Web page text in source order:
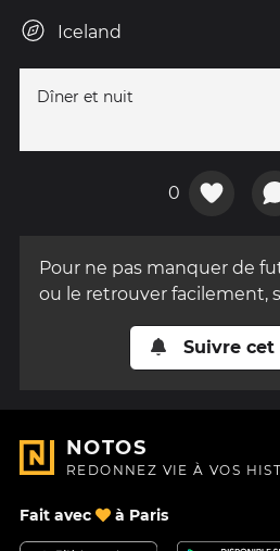
Iceland
Dîner et nuit
0
Pour ne pas manquer de
ou le retrouver facilement,
Suivre
NOTOS
REDONNEZ VIE À VOS
Fait avec à Paris